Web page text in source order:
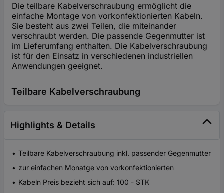
Die teilbare Kabelverschraubung ermöglicht die
einfache Montage von vorkonfektionierten Kabeln.
Sie besteht aus zwei Teilen, die miteinander
verschraubt werden. Die passende Gegenmutter ist
im Lieferumfang enthalten. Die Kabelverschraubung
ist für den Einsatz in verschiedenen industriellen
Anwendungen geeignet.
Teilbare Kabelverschraubung
Highlights & Details
Teilbare Kabelverschraubung inkl. passender Gegenmutter
zur einfachen Monatge von vorkonfektionierten
Kabeln Preis bezieht sich auf: 100 - STK